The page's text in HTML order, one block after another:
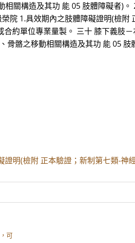
關構造及其功 能 05 肢體障礙者)。
院 1.具效期內之肢體障礙證明(檢附
約單位專業量製。 三十 膝下義肢
骼之移動相關構造及其功 能 05 肢
證明(檢附 正本驗證；新制第七類-神
可